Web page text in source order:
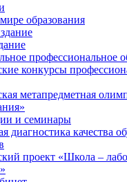
образования
профессиональное
конкурсы
метапредметная
и семинары
диагностика качества
проект «Школа –